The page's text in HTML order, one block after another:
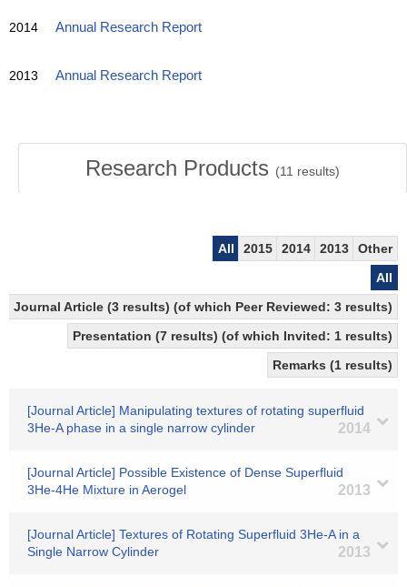
2014 Annual Research Report
2013 Annual Research Report
Research Products (11 results)
All 2015 2014 2013
Other
All
Journal Article (3 results) (of which Peer Reviewed: 3 results)
Presentation (7 results) (of which Invited: 1 results)
Remarks (1 results)
[Journal Article] Manipulating textures of rotating superfluid
3He-A phase in a single narrow cylinder
2014
[Journal Article] Possible Existence of Dense Superfluid
3He-4He Mixture in Aerogel
2013
[Journal Article] Textures of Rotating Superfluid 3He-A in a
Single Narrow Cylinder
2013